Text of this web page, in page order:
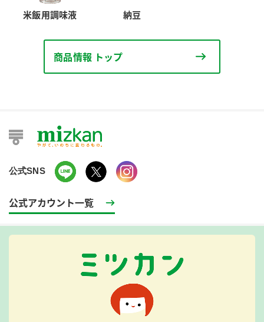
米飯用調味液 納豆
商品情報 トップ
公式SNS
公式アカウント一覧